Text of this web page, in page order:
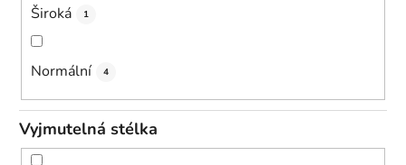
Široká 1
Normální 4
Vyjmutelná stélka